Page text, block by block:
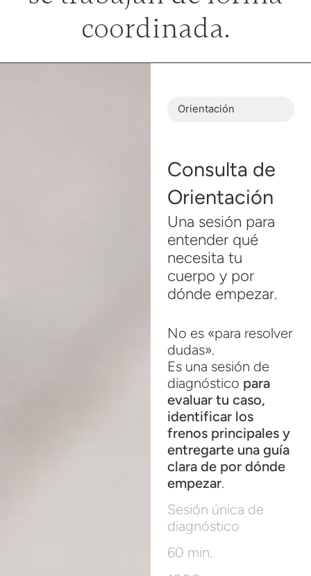
coordinada.
Orientación
Consulta de
Orientación
Una sesión para
entender qué
necesita tu
cuerpo y por
dónde empezar.
No es «para resolver
dudas».
Es una sesión de
diagnóstico para
evaluar tu caso,
identificar los
frenos principales y
entregarte una guía
clara de por dónde
empezar.
Sesión única de
diagnóstico
60 min.